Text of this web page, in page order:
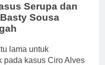
Serupa dan
Sousa
lama untuk
pada kasus Ciro Alves